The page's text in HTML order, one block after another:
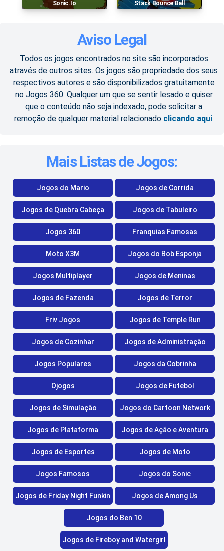
Sonic.io Stack Bounce Ball
Aviso Legal
Todos os jogos encontrados no site são incorporados
através de outros sites. Os jogos são propriedade dos seus
respectivos autores e são disponibilizados gratuitamente
no Jogos 360. Qualquer um que se sentir lesado e quiser
que o conteúdo não seja indexado, pode solicitar a
remoção de qualquer material relacionado clicando aqui.
Mais Listas de Jogos:
Jogos do Mario Jogos de Corrida
Jogos de Quebra Cabeça Jogos de Tabuleiro
Jogos 360 Franquias Famosas
Moto X3M Jogos do Bob Esponja
Jogos Multiplayer Jogos de Meninas
Jogos de Fazenda Jogos de Terror
Friv Jogos Jogos de Temple Run
Jogos de Cozinhar Jogos de Administração
Jogos Populares Jogos da Cobrinha
Ojogos Jogos de Futebol
Jogos de Simulação Jogos do Cartoon Network
Jogos de Plataforma Jogos de Ação e Aventura
Jogos de Esportes Jogos de Moto
Jogos Famosos Jogos do Sonic
Jogos de Friday Night Funkin Jogos de Among Us
Jogos do Ben 10
Jogos de Fireboy and Watergirl